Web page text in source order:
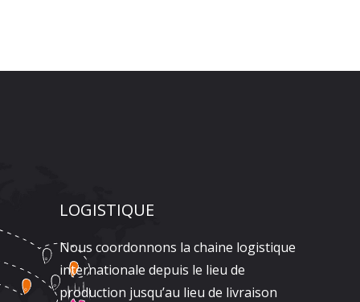
LOGISTIQUE
Nous coordonnons la chaine logistique
internationale depuis le lieu de
production jusqu’au lieu de livraison